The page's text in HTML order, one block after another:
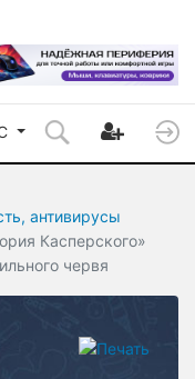
антивирусы
Касперского»
червя